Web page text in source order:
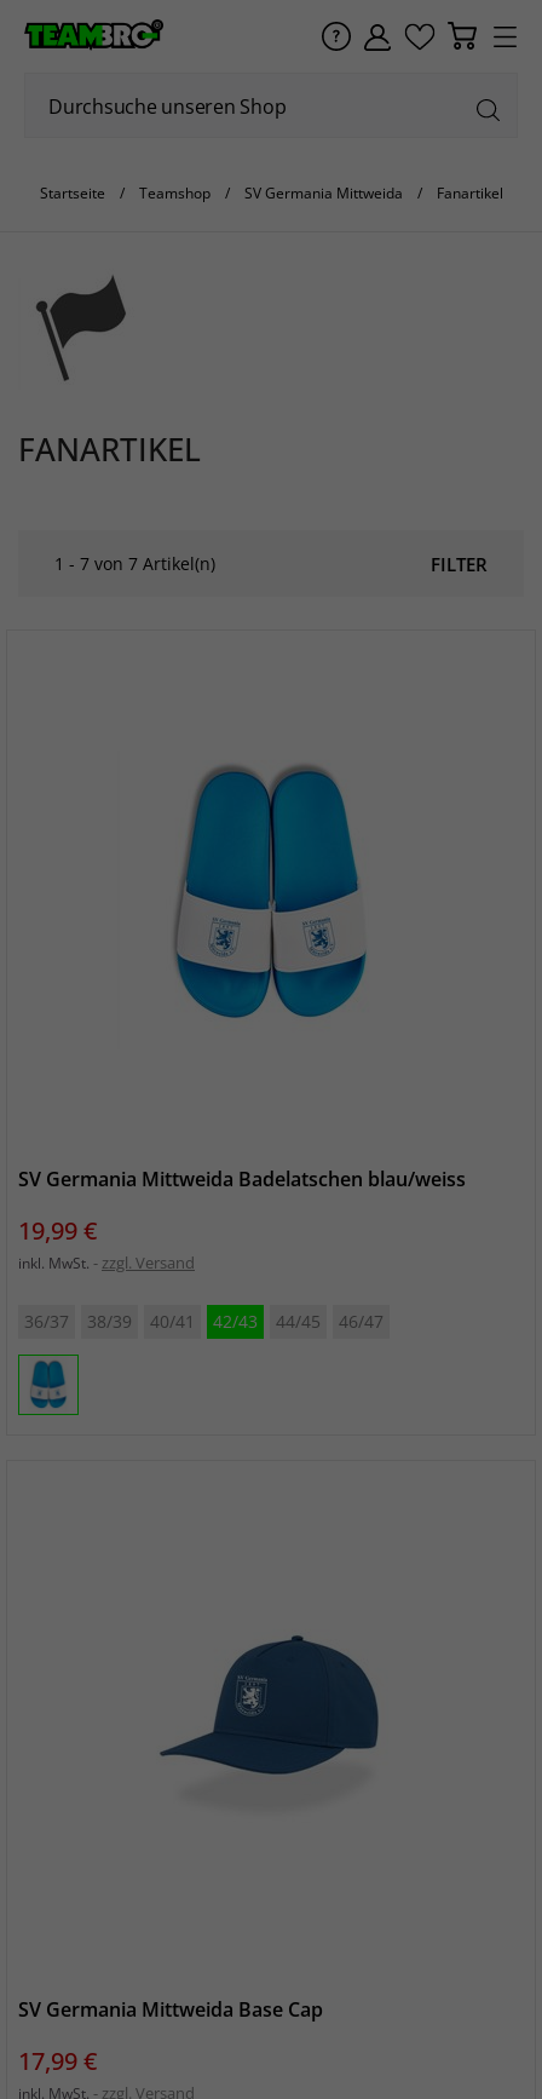
Startseite Teamshop SV Germania Mittweida Fanartikel
FANARTIKEL
FILTER
1 - 7 von 7 Artikel(n)
SV Germania Mittweida Badelatschen blau/weiss
Preis
19,99 €
inkl. MwSt. zzgl. Versand
36/37 38/39 40/41 42/43 44/45 46/47
SV Germania Mittweida Base Cap
Preis
17,99 €
inkl. MwSt. zzgl. Versand